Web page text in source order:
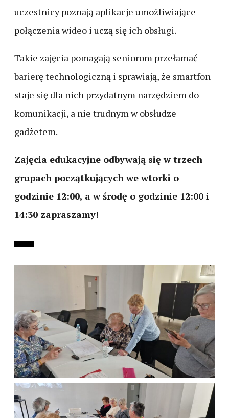
uczestnicy poznają aplikacje umożliwiające
połączenia wideo i uczą się ich obsługi.
Takie zajęcia pomagają seniorom przełamać
barierę technologiczną i sprawiają, że smartfon
staje się dla nich przydatnym narzędziem do
komunikacji, a nie trudnym w obsłudze
gadżetem.
Zajęcia edukacyjne odbywają się w trzech
grupach początkujących we wtorki o
godzinie 12:00, a w środę o godzinie 12:00 i
14:30 zapraszamy!